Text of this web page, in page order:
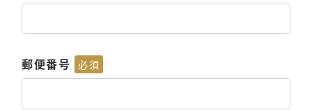
郵便番号 必須